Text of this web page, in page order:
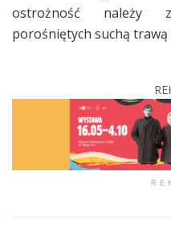
ostrożność należy
porośniętych suchą trawą